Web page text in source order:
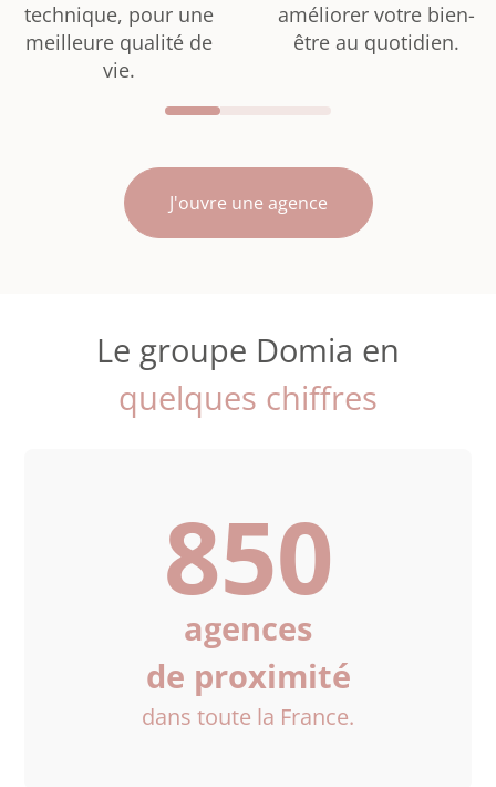
technique, pour une
meilleure qualité de
vie.
améliorer votre bien-
être au quotidien.
J'ouvre une agence
Le groupe Domia en
quelques chiffres
850
agences
de proximité
dans toute la France.